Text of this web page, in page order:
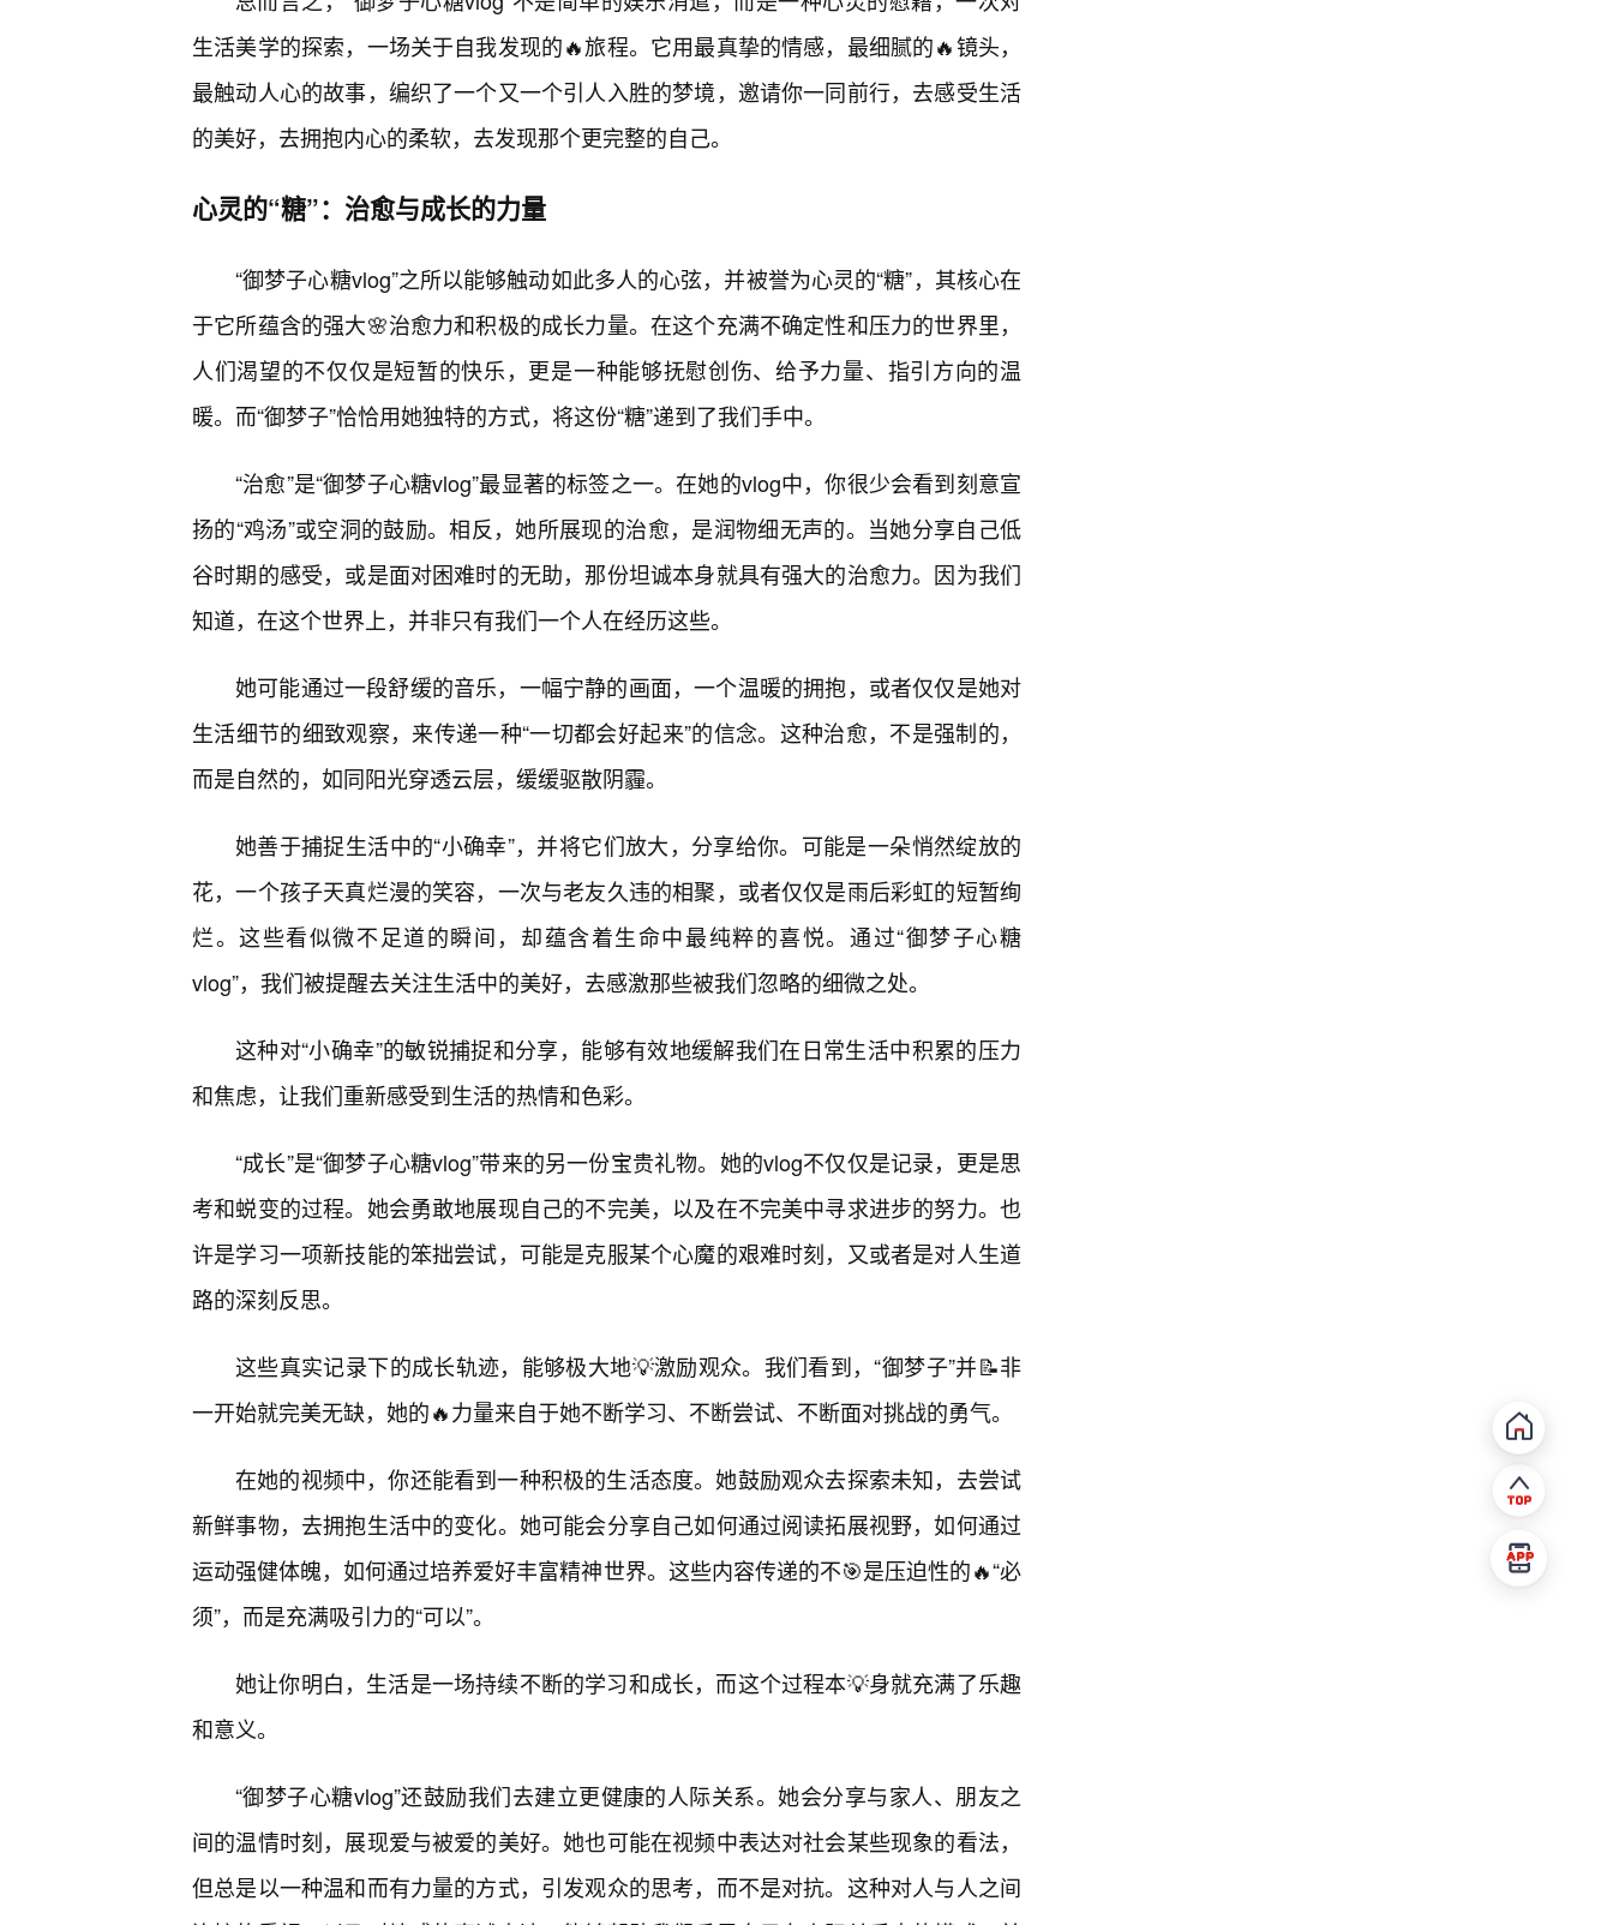
生活美学的探索，一场关于自我发现的🔥旅程。它用最真挚的情感，最细腻的🔥镜头，
最触动人心的故事，编织了一个又一个引人入胜的梦境，邀请你一同前行，去感受生活
的美好，去拥抱内心的柔软，去发现那个更完整的自己。
心灵的“糖”：治愈与成长的力量
“御梦子心糖vlog”之所以能够触动如此多人的心弦，并被誉为心灵的“糖”，其核心在
于它所蕴含的强大🌸治愈力和积极的成长力量。在这个充满不确定性和压力的世界里，
人们渴望的不仅仅是短暂的快乐，更是一种能够抚慰创伤、给予力量、指引方向的温
暖。而“御梦子”恰恰用她独特的方式，将这份“糖”递到了我们手中。
“治愈”是“御梦子心糖vlog”最显著的标签之一。在她的vlog中，你很少会看到刻意宣
扬的“鸡汤”或空洞的鼓励。相反，她所展现的治愈，是润物细无声的。当她分享自己低
谷时期的感受，或是面对困难时的无助，那份坦诚本身就具有强大的治愈力。因为我们
知道，在这个世界上，并非只有我们一个人在经历这些。
她可能通过一段舒缓的音乐，一幅宁静的画面，一个温暖的拥抱，或者仅仅是她对
生活细节的细致观察，来传递一种“一切都会好起来”的信念。这种治愈，不是强制的，
而是自然的，如同阳光穿透云层，缓缓驱散阴霾。
她善于捕捉生活中的“小确幸”，并将它们放大，分享给你。可能是一朵悄然绽放的
花，一个孩子天真烂漫的笑容，一次与老友久违的相聚，或者仅仅是雨后彩虹的短暂绚
烂。这些看似微不足道的瞬间，却蕴含着生命中最纯粹的喜悦。通过“御梦子心糖
vlog”，我们被提醒去关注生活中的美好，去感激那些被我们忽略的细微之处。
这种对“小确幸”的敏锐捕捉和分享，能够有效地缓解我们在日常生活中积累的压力
和焦虑，让我们重新感受到生活的热情和色彩。
“成长”是“御梦子心糖vlog”带来的另一份宝贵礼物。她的vlog不仅仅是记录，更是思
考和蜕变的过程。她会勇敢地展现自己的不完美，以及在不完美中寻求进步的努力。也
许是学习一项新技能的笨拙尝试，可能是克服某个心魔的艰难时刻，又或者是对人生道
路的深刻反思。
这些真实记录下的成长轨迹，能够极大地💡激励观众。我们看到，“御梦子”并📝非
一开始就完美无缺，她的🔥力量来自于她不断学习、不断尝试、不断面对挑战的勇气。
在她的视频中，你还能看到一种积极的生活态度。她鼓励观众去探索未知，去尝试
新鲜事物，去拥抱生活中的变化。她可能会分享自己如何通过阅读拓展视野，如何通过
运动强健体魄，如何通过培养爱好丰富精神世界。这些内容传递的不🎯是压迫性的🔥“必
须”，而是充满吸引力的“可以”。
她让你明白，生活是一场持续不断的学习和成长，而这个过程本💡身就充满了乐趣
和意义。
“御梦子心糖vlog”还鼓励我们去建立更健康的人际关系。她会分享与家人、朋友之
间的温情时刻，展现爱与被爱的美好。她也可能在视频中表达对社会某些现象的看法，
但总是以一种温和而有力量的方式，引发观众的思考，而不是对抗。这种对人与人之间